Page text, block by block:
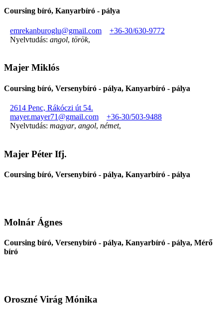
Coursing bíró, Kanyarbíró - pálya
emrekanburoglu@gmail.com
+36-30/630-9772
Nyelvtudás: angol, török,
Majer Miklós
Coursing bíró, Versenybíró - pálya, Kanyarbíró - pálya
2614 Penc, Rákóczi út 54.
mayer.mayer71@gmail.com
+36-30/503-9488
Nyelvtudás: magyar, angol, német,
Majer Péter Ifj.
Coursing bíró, Versenybíró - pálya, Kanyarbíró - pálya
Molnár Ágnes
Coursing bíró, Versenybíró - pálya, Kanyarbíró - pálya, Mérő
bíró
Oroszné Virág Mónika